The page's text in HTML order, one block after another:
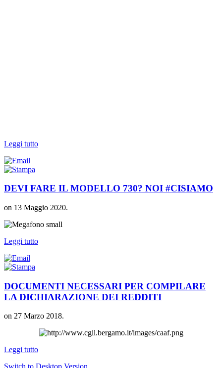
Leggi tutto
DEVI FARE IL MODELLO 730? NOI #CISIAMO
on 13 Maggio 2020.
Leggi tutto
DOCUMENTI NECESSARI PER COMPILARE
LA DICHIARAZIONE DEI REDDITI
on 27 Marzo 2018.
Leggi tutto